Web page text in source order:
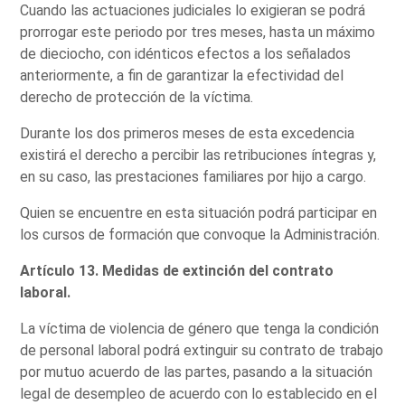
Cuando las actuaciones judiciales lo exigieran se podrá
prorrogar este periodo por tres meses, hasta un máximo
de dieciocho, con idénticos efectos a los señalados
anteriormente, a fin de garantizar la efectividad del
derecho de protección de la víctima.
Durante los dos primeros meses de esta excedencia
existirá el derecho a percibir las retribuciones íntegras y,
en su caso, las prestaciones familiares por hijo a cargo.
Quien se encuentre en esta situación podrá participar en
los cursos de formación que convoque la Administración.
Artículo 13. Medidas de extinción del contrato
laboral.
La víctima de violencia de género que tenga la condición
de personal laboral podrá extinguir su contrato de trabajo
por mutuo acuerdo de las partes, pasando a la situación
legal de desempleo de acuerdo con lo establecido en el